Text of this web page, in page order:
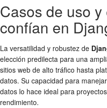
Casos de uso
confían en
La versatilidad y robustez de
elección predilecta para una
sitios web de alto tráfico hasta
datos. Su capacidad para
datos lo hace ideal para
rendimiento.